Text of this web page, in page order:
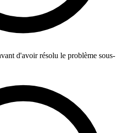
d'avoir résolu le problème sous-